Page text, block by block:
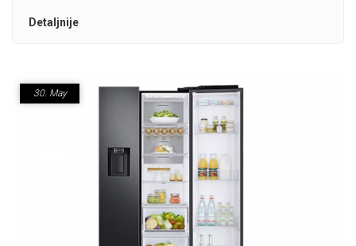
Detaljnije
30. May